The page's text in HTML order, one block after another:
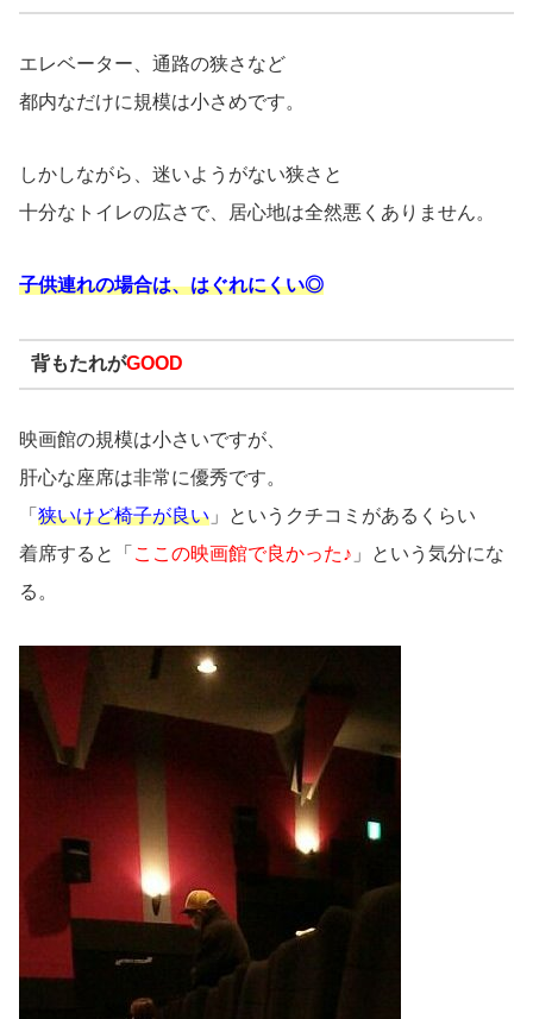
エレベーター、通路の狭さなど
都内なだけに規模は小さめです。
しかしながら、迷いようがない狭さと
十分なトイレの広さで、居心地は全然悪くありません。
子供連れの場合は、はぐれにくい◎
背もたれがGOOD
映画館の規模は小さいですが、
肝心な座席は非常に優秀です。
「 狭いけど椅子が良い 」というクチコミがあるくらい
着席すると「 ここの映画館で良かった♪ 」という気分にな
る。